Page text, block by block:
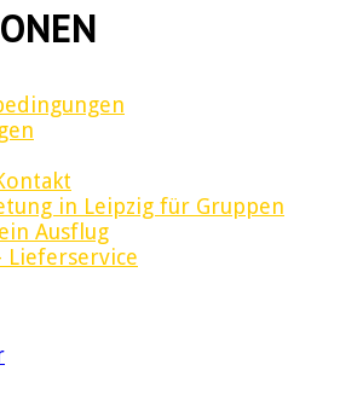
in Leipzig für Gruppen
Ausflug
Lieferservice